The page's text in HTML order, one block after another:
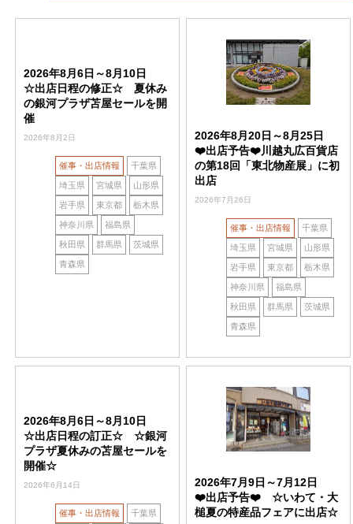
2026年8月6日～8月10日
☆出店日程の修正☆ 夏休み
の銀河プラザ苫屋セールを開
催
2026年8月2日
催事・出店情報 千葉県
埼玉県 宮城県 山形県
岩手県 東京都 栃木県
神奈川県 福島県
秋田県 群馬県 茨城県
青森県
2026年8月20日～8月25日
❤️出店予告❤️川越丸広百貨店
の第18回「東北物産展」に初
出店
2026年7月26日
催事・出店情報 千葉県
埼玉県 宮城県 山形県
岩手県 東京都 栃木県
神奈川県 福島県
秋田県 群馬県 茨城県
青森県
2026年8月6日～8月10日
☆出店日程の訂正☆ ☆銀河
プラザ夏休みの苫屋セールを
開催☆
2026年6月14日
催事・出店情報 千葉県
2026年7月9日～7月12日
❤️出店予告❤️ ☆いわて・大
槌夏の特産品フェアに出店☆